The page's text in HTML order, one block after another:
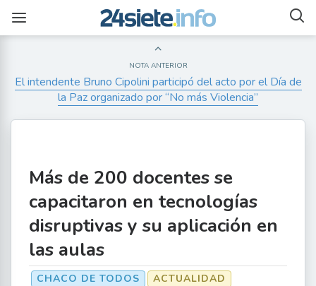
NOTA ANTERIOR
El intendente Bruno Cipolini participó del acto por el Día de
la Paz organizado por “No más Violencia”
Más de 200 docentes se
capacitaron en tecnologías
disruptivas y su aplicación en
las aulas
CHACO DE TODOS ACTUALIDAD